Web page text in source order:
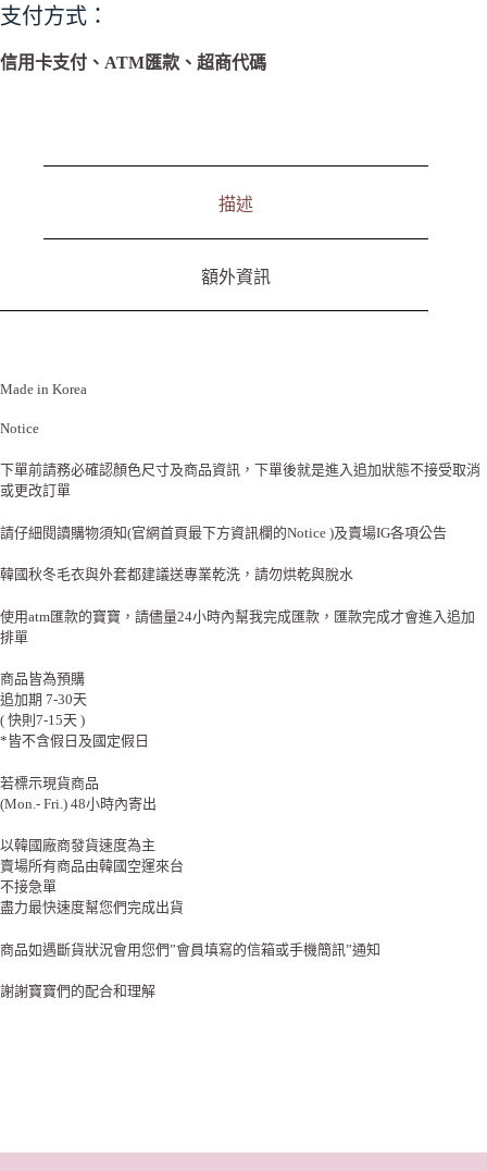
e
n
支付方式：
信用卡支付、ATM匯款、超商代碼
描述
額外資訊
Made in Korea
Notice
下單前請務必確認顏色尺寸及商品資訊，下單後就是進入追加狀態不接受取消
或更改訂單
請仔細閱讀購物須知(官網首頁最下方資訊欄的Notice )及賣場IG各項公告
韓國秋冬毛衣與外套都建議送專業乾洗，請勿烘乾與脫水
使用atm匯款的寶寶，請儘量24小時內幫我完成匯款，匯款完成才會進入追加
排單
商品皆為預購
追加期 7-30天
( 快則7-15天 )
*皆不含假日及國定假日
若標示現貨商品
(Mon.- Fri.) 48小時內寄出
以韓國廠商發貨速度為主
賣場所有商品由韓國空運來台
不接急單
盡力最快速度幫您們完成出貨
商品如遇斷貨狀況會用您們”會員填寫的信箱或手機簡訊”通知
謝謝寶寶們的配合和理解